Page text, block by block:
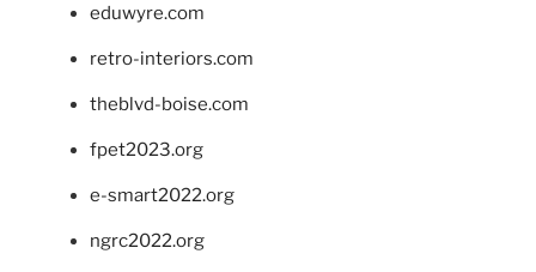
eduwyre.com
retro-interiors.com
theblvd-boise.com
fpet2023.org
e-smart2022.org
ngrc2022.org